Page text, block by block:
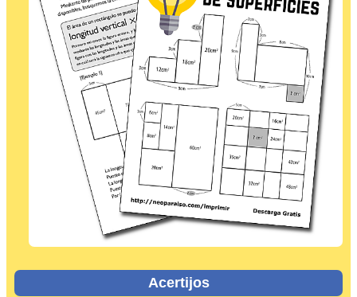
Acertijos